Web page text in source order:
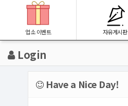
업소 이벤트 자유게시판
Login
Have a Nice Day!